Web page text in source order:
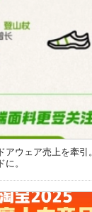
アウェア売上を牽
。